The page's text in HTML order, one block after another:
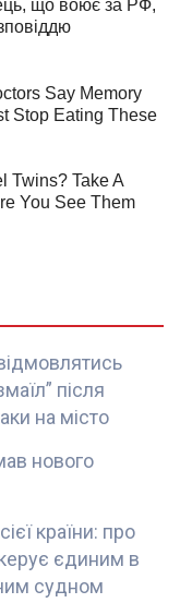
після
на місто
нового
країни: про
керує єдиним в
судном